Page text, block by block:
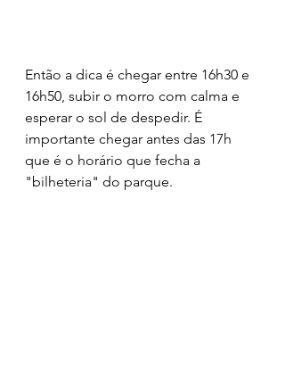
Então a dica é chegar entre 16h30 e
16h50, subir o morro com calma e
esperar o sol de despedir. É
importante chegar antes das 17h
que é o horário que fecha a
"bilheteria" do parque.